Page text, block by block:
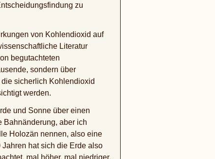
zu
von Kohlendioxid auf
Literatur
begutachteten
sondern über
sicherlich Kohlendioxid
werden.
und Sonne über einen
Bahnänderung, aber ich
Holozän nennen, also eine
hat sich die Erde also
mal höher, mal niedriger,